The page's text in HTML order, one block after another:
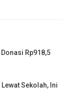
Rp918,5
Sekolah, Ini